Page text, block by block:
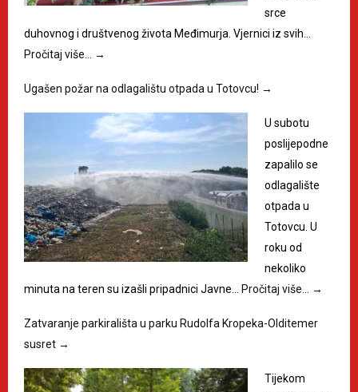
srce
duhovnog i društvenog života Međimurja. Vjernici iz svih…
Pročitaj više…
→
Ugašen požar na odlagalištu otpada u Totovcu! →
U subotu
poslijepodne
zapalilo se
odlagalište
otpada u
Totovcu. U
roku od
nekoliko
minuta na teren su izašli pripadnici Javne…
Pročitaj više… →
Zatvaranje parkirališta u parku Rudolfa Kropeka-Olditemer
susret →
Tijekom